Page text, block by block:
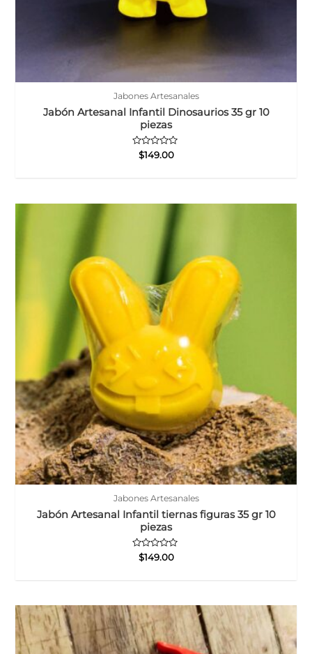
Jabones Artesanales
Jabón Artesanal Infantil Dinosaurios 35 gr 10
piezas
Valorado
con
$149.00
Jabones Artesanales
Jabón Artesanal Infantil tiernas figuras 35 gr 10
piezas
Valorado
con
$149.00